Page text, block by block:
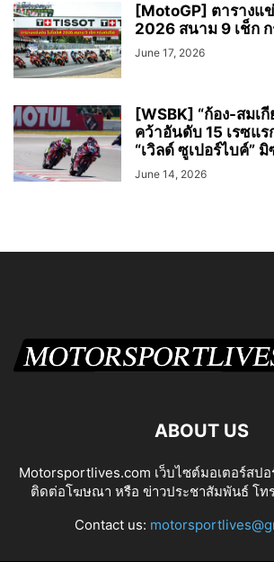
[MotoGP] ตารางแ
2026 สนาม 9 เช็ก
June 17, 2026
[WSBK] “ก้อง-สมเกี
คว้าอันดับ 15 เรซแ
“เวิลด์ ซูเปอร์ไบค์”
June 14, 2026
ABOUT US
Motorsportlives.com เว็บไซต์มอเตอร์สป
ติดต่อโฆษณา หรือ ข่าวประชาสัมพันธ์ โท
Contact us: